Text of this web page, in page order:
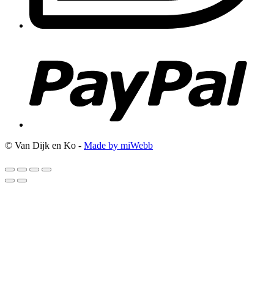
© Van Dijk en Ko - Made by miWebb